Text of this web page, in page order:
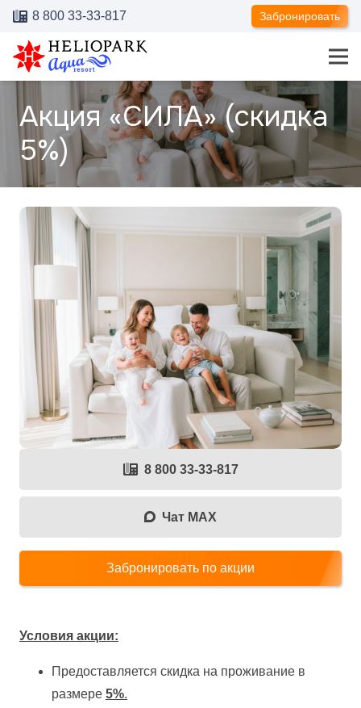
8 800 33-33-817 Забронировать
Акция «СИЛА» (скидка
5%)
Условия акции:
Предоставляется скидка на проживание в
размере 5%.
8 800 33-33-817
Чат MAX
Забронировать по акции